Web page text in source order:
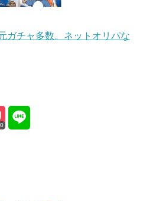
ガチャ多数。ネットオリパな
0